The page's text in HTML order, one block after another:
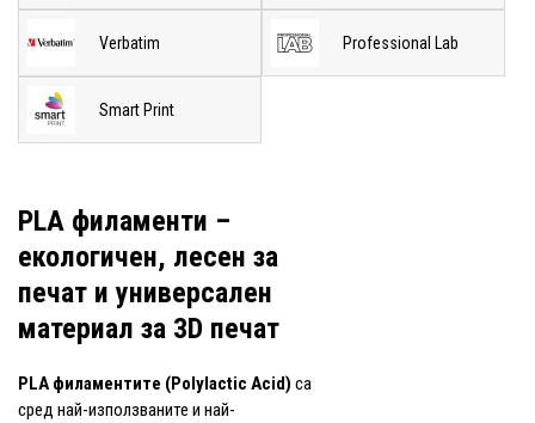
Verbatim Professional Lab
Smart Print
PLA филаменти –
екологичен, лесен за
печат и универсален
материал за 3D печат
PLA филаментите (Polylactic Acid) са
сред най-използваните и най-